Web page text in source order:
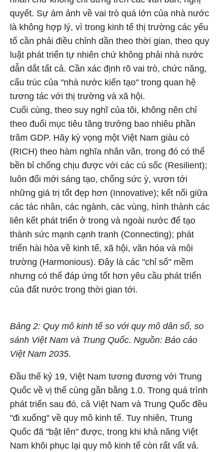
quyết. Sự ám ảnh về vai trò quá lớn của nhà nước
là không hợp lý, vì trong kinh tế thị trường các yếu
tố cần phải điều chỉnh dần theo thời gian, theo quy
luật phát triển tự nhiên chứ không phải nhà nước
dẫn dắt tất cả. Cần xác định rõ vai trò, chức năng,
cấu trúc của "nhà nước kiến tạo" trong quan hệ
tương tác với thị trường và xã hội.
Cuối cùng, theo suy nghĩ của tôi, không nên chỉ
theo đuổi mục tiêu tăng trưởng bao nhiêu phần
trăm GDP. Hãy kỳ vọng một Việt Nam giàu có
(RICH) theo hàm nghĩa nhân văn, trong đó có thể
bền bỉ chống chịu được với các cú sốc (Resilient);
luôn đổi mới sáng tạo, chống sức ỳ, vươn tới
những giá trị tốt đẹp hơn (Innovative); kết nối giữa
các tác nhân, các ngành, các vùng, hình thành các
liên kết phát triển ở trong và ngoài nước để tạo
thành sức mạnh cạnh tranh (Connecting); phát
triển hài hòa về kinh tế, xã hội, văn hóa và môi
trường (Harmonious). Đây là các "chỉ số" mềm
nhưng có thể đáp ứng tốt hơn yêu cầu phát triển
của đất nước trong thời gian tới.
Bảng 2: Quy mô kinh tế so với quy mô dân số, so
sánh Việt Nam và Trung Quốc. Nguồn: Báo cáo
Việt Nam 2035.
Đầu thế kỷ 19, Việt Nam tương đương với Trung
Quốc về vị thế cùng gần bằng 1.0. Trong quá trình
phát triển sau đó, cả Việt Nam và Trung Quốc đều
"đi xuống" về quy mô kinh tế. Tuy nhiên, Trung
Quốc đã "bật lên" được, trong khi khả năng Việt
Nam khôi phục lại quy mô kinh tế còn rất vất vả.